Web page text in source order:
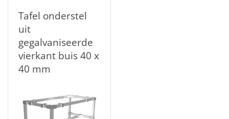
Tafel onderstel
uit
gegalvaniseerde
vierkant buis 40 x
40 mm